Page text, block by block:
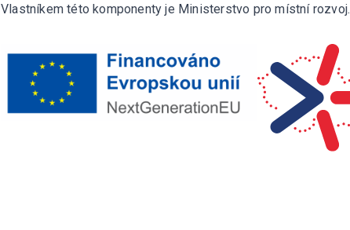
Vlastníkem této komponenty je Ministerstvo pro místní rozvoj.